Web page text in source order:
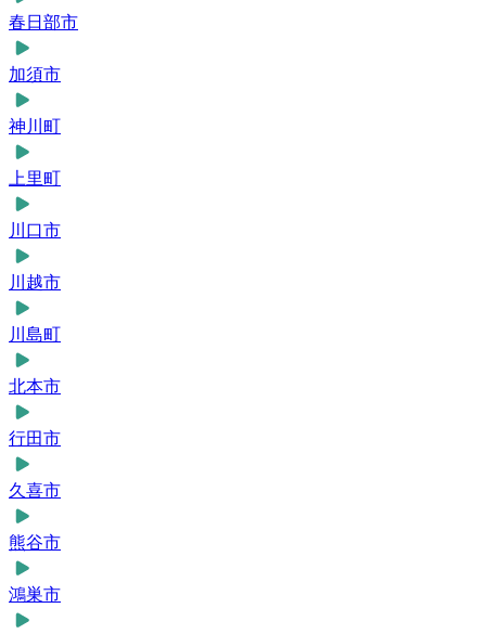
春日部市
加須市
神川町
上里町
川口市
川越市
川島町
北本市
行田市
久喜市
熊谷市
鴻巣市